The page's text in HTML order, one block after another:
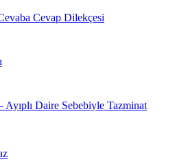
Cevap Dilekçesi
Ayıplı Daire Sebebiyle Tazminat